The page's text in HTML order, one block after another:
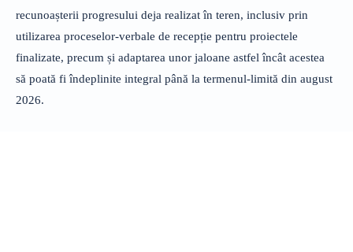
recunoașterii progresului deja realizat în teren, inclusiv prin
utilizarea proceselor-verbale de recepție pentru proiectele
finalizate, precum și adaptarea unor jaloane astfel încât acestea
să poată fi îndeplinite integral până la termenul-limită din august
2026.